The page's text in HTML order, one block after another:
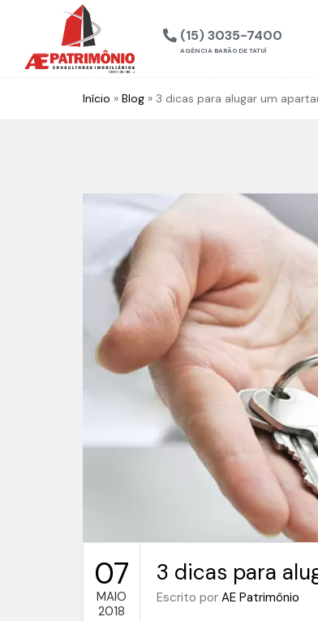
(15) 3233-1700
AGÊNCIA GENERAL OSÓRIO
Início » Blog » 3 dicas para alugar um
07
MAIO
2018
3 dicas para
Escrito por AE Patrimônio